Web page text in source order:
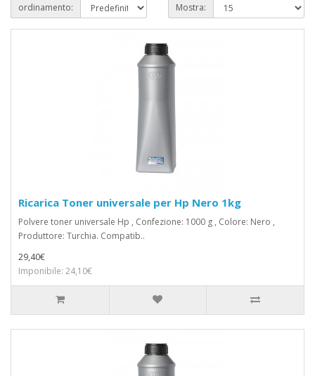
ordinamento: Mostra:
Ricarica Toner universale per Hp Nero 1kg
Polvere toner universale Hp , Confezione: 1000 g , Colore: Nero ,
Produttore: Turchia. Compatib..
29,40€
Imponibile: 24,10€